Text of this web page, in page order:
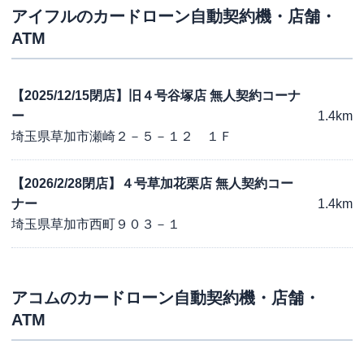
アイフルのカードローン自動契約機・店舗・
ATM
【2025/12/15閉店】旧４号谷塚店 無人契約コーナ
ー
埼玉県草加市瀬崎２－５－１２ １Ｆ
1.4km
【2026/2/28閉店】４号草加花栗店 無人契約コー
ナー
埼玉県草加市西町９０３－１
1.4km
アコムのカードローン自動契約機・店舗・
ATM